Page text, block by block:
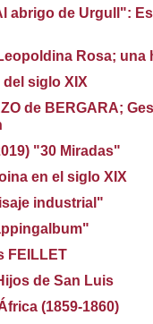
abrigo de Urgull":
Rosa; una
siglo XIX
de BERGARA;
"30 Miradas"
en el siglo XIX
industrial"
FEILLET
de San Luis
(1859-1860)